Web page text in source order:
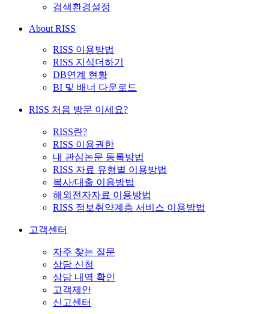
검색환경설정
About RISS
RISS 이용방법
RISS 지식더하기
DB연계 현황
BI 및 배너 다운로드
RISS 처음 방문 이세요?
RISS란?
RISS 이용권한
내 관심논문 등록방법
RISS 자료 유형별 이용방법
복사/대출 이용방법
해외전자자료 이용방법
RISS 정보취약계층 서비스 이용방법
고객센터
자주 찾는 질문
상담 신청
상담 내역 확인
고객제안
신고센터